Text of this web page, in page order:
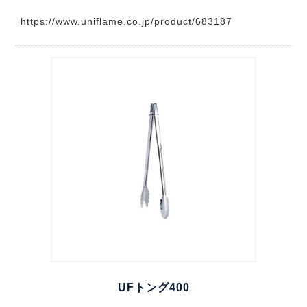
https://www.uniflame.co.jp/product/683187
UFトング400